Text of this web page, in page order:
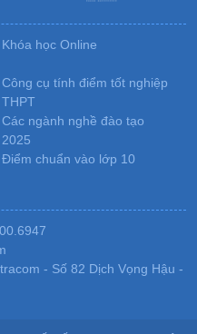
Khóa học Online
Công cụ tính điểm tốt nghiệp
THPT
Các ngành nghề đào tạo
2025
Điểm chuẩn vào lớp 10
- Số 82 Dịch Vọng Hậu -